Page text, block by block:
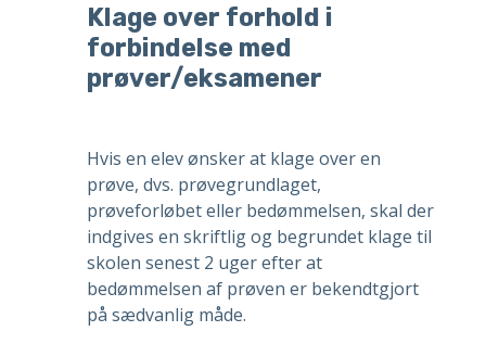
Klage over forhold i
forbindelse med
prøver/eksamener
Hvis en elev ønsker at klage over en
prøve, dvs. prøvegrundlaget,
prøveforløbet eller bedømmelsen, skal der
indgives en skriftlig og begrundet klage til
skolen senest 2 uger efter at
bedømmelsen af prøven er bekendtgjort
på sædvanlig måde.